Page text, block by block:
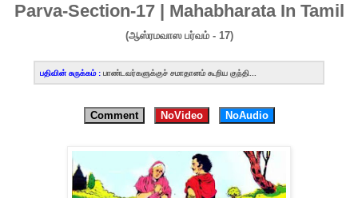
Parva-Section-17 | Mahabharata In Tamil
(ஆஸ்ரமவாஸ பர்வம் - 17)
பதிவின் சுருக்கம் :பாண்டவர்களுக்குச் சமாதானம் கூறிய குந்தி...
Comment NoVideo NoAudio